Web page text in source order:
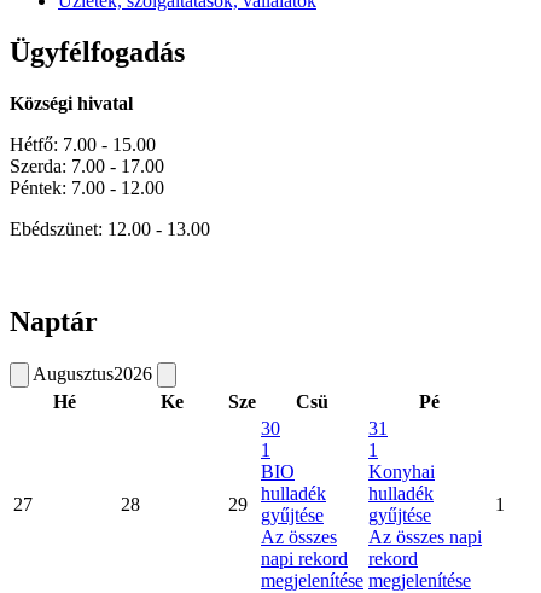
Ügyfélfogadás
Községi hivatal
Hétfő: 7.00 - 15.00
Szerda: 7.00 - 17.00
Péntek: 7.00 - 12.00
Ebédszünet: 12.00 - 13.00
Naptár
Augusztus2026
Hé
Ke Sze Csü Pé
27 28 29
30
1
BIO
hulladék
gyűjtése
Az összes
napi rekord
megjelenítése
31
1
Konyhai
hulladék
gyűjtése
Az összes napi
rekord
megjelenítése
1